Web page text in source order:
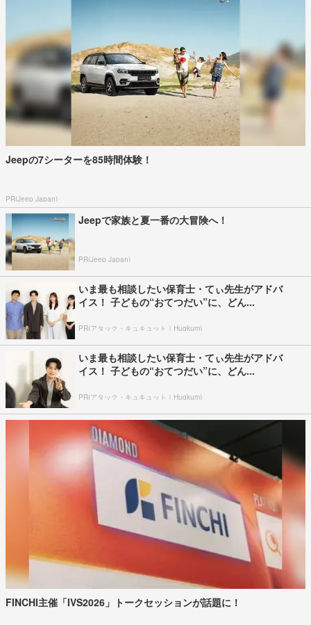
Jeepの7シーターを85時間体験！
PR(Jeep Japan)
Jeepで家族と夏一番の大冒険へ！
PR(Jeep Japan)
いま最も相談したい保育士・てぃ先生がアドバ
イス！ 子どもの“おてつだい”に、どん...
PR(アタック・キュキュット｜Hugkum)
いま最も相談したい保育士・てぃ先生がアドバ
イス！ 子どもの“おてつだい”に、どん...
PR(アタック・キュキュット｜Hugkum)
FINCHI主催「IVS2026」トークセッションが話題に！